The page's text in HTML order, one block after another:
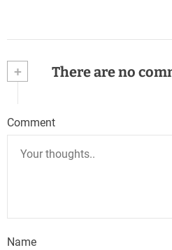
+ There are no
Comment
Name